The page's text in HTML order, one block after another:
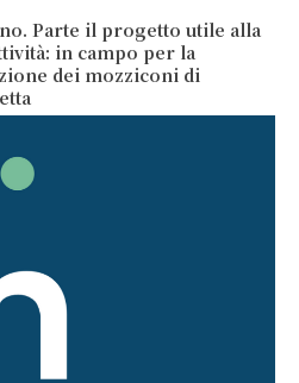
Parte il progetto utile alla
in campo per la
dei mozziconi di